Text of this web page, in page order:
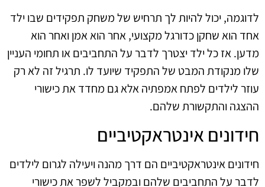
לדוגמה, יכול להיות לך תרחיש של משחק תפקידים שבו ילד
אחד הוא שחקן כדורגל מקצועי, אחר הוא אמן ואחר הוא
מדען. אז כל ילד יצטרך לדבר על התחביבים או תחומי העניין
שלו מנקודת המבט של התפקיד שיועד לו. תרגיל זה לא רק
עוזר לילדים לפתח אמפתיה אלא גם מחדד את כישורי
ההצגה והתקשורת שלהם.
חידונים אינטראקטיביים
חידונים אינטראקטיביים הם דרך מהנה ויעילה לגרום לילדים
לדבר על התחביבים שלהם ובמקביל לשפר את כישורי